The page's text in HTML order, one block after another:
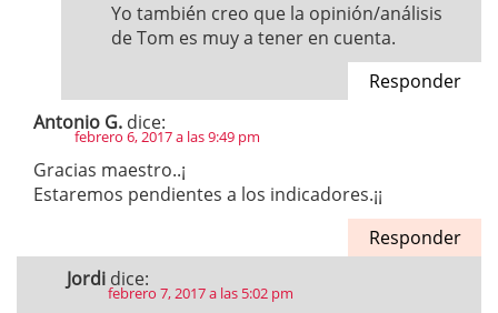
Yo también creo que la opinión/análisis
de Tom es muy a tener en cuenta.
Responder
Antonio G. dice:
febrero 6, 2017 a las 9:49 pm
Gracias maestro..¡
Estaremos pendientes a los indicadores.¡¡
Responder
Jordi dice:
febrero 7, 2017 a las 5:02 pm